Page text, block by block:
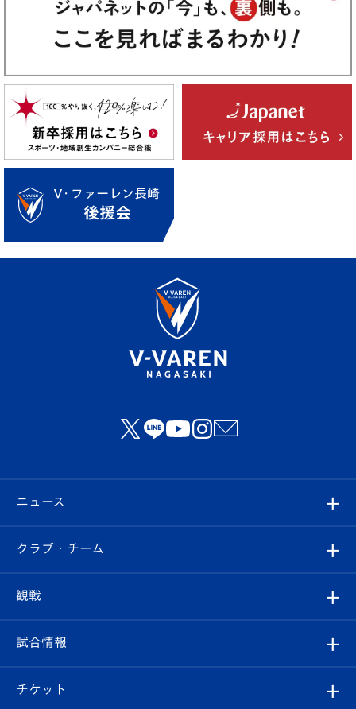
ニュース
すべて
クラブ
試合情報
クラブ・チーム
クラブ概要
観戦
観戦ルール
試合情報
試合日程/結果
チケット